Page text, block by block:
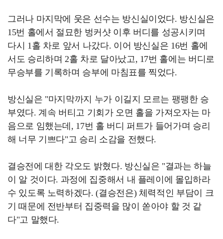
그러나 마지막에 웃은 선수는 방신실이었다. 방신실은
15번 홀에서 절묘한 벙커샷 이후 버디를 성공시키며
다시 1홀 차로 앞서 나갔다. 이어 방신실은 16번 홀에
서도 승리하며 2홀 차로 달아났고, 17번 홀에는 버디로
무승부를 기록하며 승부에 마침표를 찍었다.
방신실은 "마지막까지 누가 이길지 모르는 팽팽한 승
부였다. 계속 버티고 기회가 오면 홀을 가져오자는 마
음으로 임했는데, 17번 홀 버디 퍼트가 들어가며 승리
해 너무 기쁘다"고 승리 소감을 전했다.
결승전에 대한 각오도 밝혔다. 방신실은 "결과는 하늘
이 알 것이다. 과정에 집중해서 내 플레이에 몰입하라
수 있도록 노력하겠다. (결승전은) 체력적인 부담이 크
기 때문에 전반부터 집중력을 많이 쏟아야 할 것 같
다"고 말했다.